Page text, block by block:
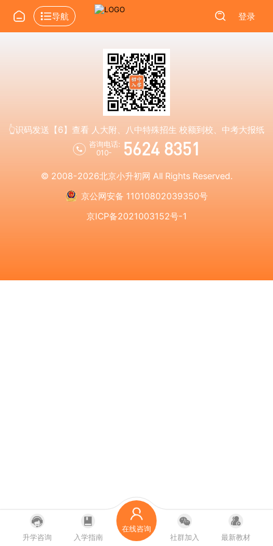
导航 登录
👆识码发送【6】查看 人大附、八中特殊招生 校额到校、中考大报纸
咨询电话:
010-
5624 8351
© 2008-2026北京小升初网 All Rights Reserved.
京公网安备 11010802039350号
京ICP备2021003152号-1
升学咨询 入学指南
在线咨询
社群加入
最新教材